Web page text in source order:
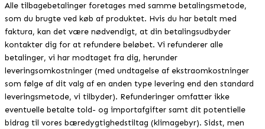
Alle tilbagebetalinger foretages med samme betalingsmetode,
som du brugte ved køb af produktet. Hvis du har betalt med
faktura, kan det være nødvendigt, at din betalingsudbyder
kontakter dig for at refundere beløbet. Vi refunderer alle
betalinger, vi har modtaget fra dig, herunder
leveringsomkostninger (med undtagelse af ekstraomkostninger
som følge af dit valg af en anden type levering end den standard
leveringsmetode, vi tilbyder). Refunderinger omfatter ikke
eventuelle betalte told- og importafgifter samt dit potentielle
bidrag til vores bæredygtighedstiltag (klimagebyr). Sidst, men